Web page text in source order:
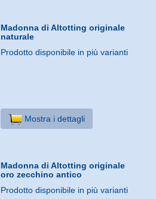
Madonna di Altotting originale
naturale
Prodotto disponibile in più varianti
Mostra i dettagli
Madonna di Altotting originale
oro zecchino antico
Prodotto disponibile in più varianti